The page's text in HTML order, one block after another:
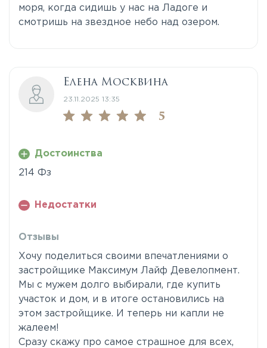
моря, когда сидишь у нас на Ладоге и
смотришь на звездное небо над озером.
Елена Москвина
23.11.2025 13:35
5
Достоинства
214 Фз
Недостатки
Отзывы
Хочу поделиться своими впечатлениями о
застройщике Максимум Лайф Девелопмент.
Мы с мужем долго выбирали, где купить
участок и дом, и в итоге остановились на
этом застройщике. И теперь ни капли не
жалеем!
Сразу скажу про самое страшное для всех,